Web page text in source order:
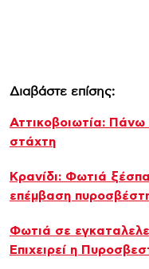
Διαβάστε επίσης:
Αττικοβοιωτία:
στάχτη
Κρανίδι: Φωτιά
επέμβαση
Φωτιά σε
Επιχειρεί η